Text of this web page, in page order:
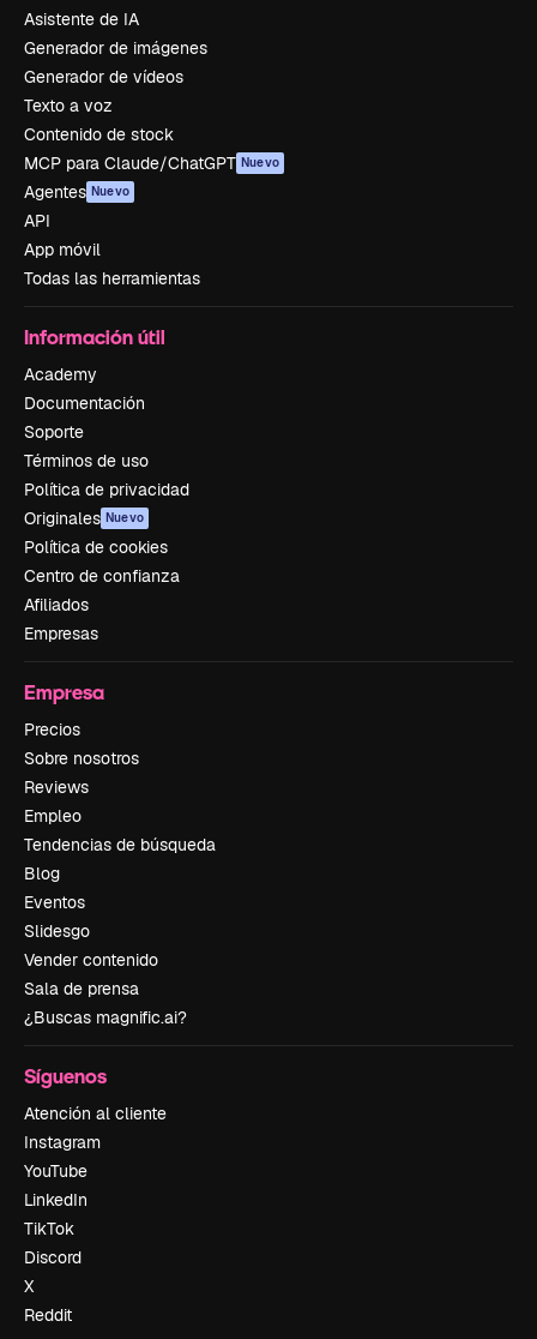
Asistente de IA
Generador de imágenes
Generador de vídeos
Texto a voz
Contenido de stock
MCP para Claude/ChatGPT Nuevo
Agentes Nuevo
API
App móvil
Todas las herramientas
Información útil
Academy
Documentación
Soporte
Términos de uso
Política de privacidad
Originales Nuevo
Política de cookies
Centro de confianza
Afiliados
Empresas
Empresa
Precios
Sobre nosotros
Reviews
Empleo
Tendencias de búsqueda
Blog
Eventos
Slidesgo
Vender contenido
Sala de prensa
¿Buscas magnific.ai?
Síguenos
Atención al cliente
Instagram
YouTube
LinkedIn
TikTok
Discord
X
Reddit